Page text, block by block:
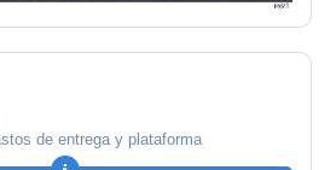
de entrega y plataforma